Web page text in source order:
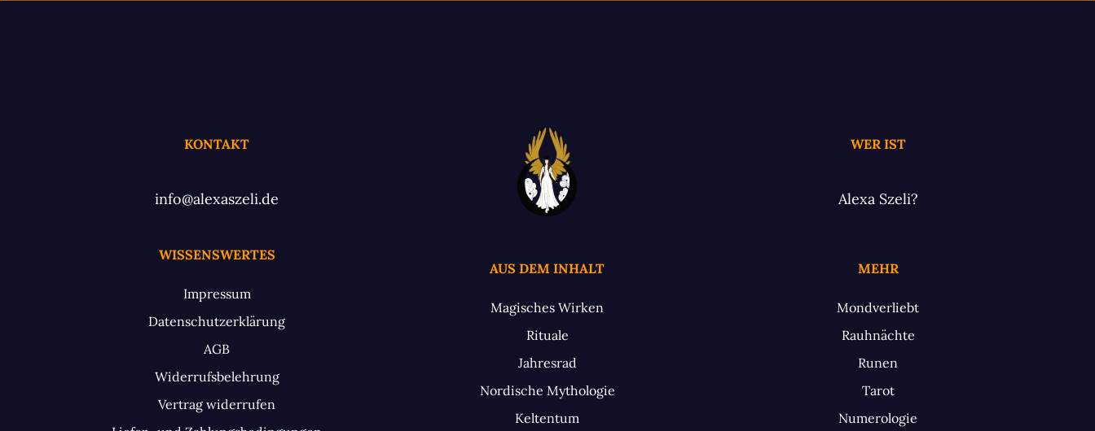
KONTAKT
info@alexaszeli.de
WER IST
Alexa Szeli?
WISSENSWERTES
Impressum
Datenschutzerklärung
AGB
Widerrufsbelehrung
Vertrag widerrufen
AUS DEM INHALT
Magisches Wirken
Rituale
Jahresrad
Nordische Mythologie
Keltentum
MEHR
Mondverliebt
Rauhnächte
Runen
Tarot
Numerologie